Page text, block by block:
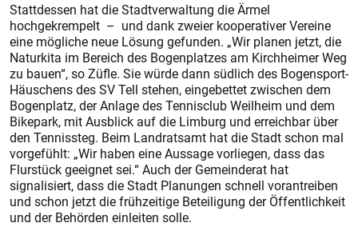
Stattdessen hat die Stadtverwaltung die Ärmel
hochgekrempelt – und dank zweier kooperativer Vereine
eine mögliche neue Lösung gefunden. „Wir planen jetzt, die
Naturkita im Bereich des Bogenplatzes am Kirchheimer Weg
zu bauen“, so Züfle. Sie würde dann südlich des Bogensport-
Häuschens des SV Tell stehen, eingebettet zwischen dem
Bogenplatz, der Anlage des Tennisclub Weilheim und dem
Bikepark, mit Ausblick auf die Limburg und erreichbar über
den Tennissteg. Beim Landratsamt hat die Stadt schon mal
vorgefühlt: „Wir haben eine Aussage vorliegen, dass das
Flurstück geeignet sei.“ Auch der Gemeinderat hat
signalisiert, dass die Stadt Planungen schnell vorantreiben
und schon jetzt die frühzeitige Beteiligung der Öffentlichkeit
und der Behörden einleiten solle.